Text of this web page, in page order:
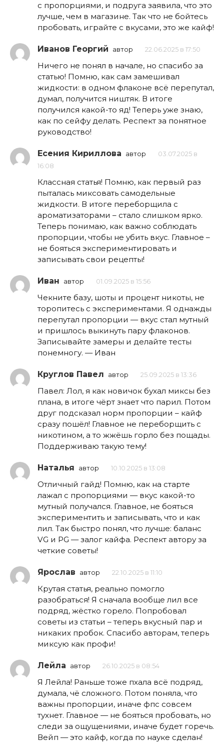
с пропорциями, и подруга заявила, что это
лучше, чем в магазине. Так что не бойтесь
пробовать, играйте с вкусами, это же кайф!
Иванов Георгий автор 22.06.2025 в 17:50
Ничего не понял в начале, но спасибо за
статью! Помню, как сам замешивал
жидкости: в одном флаконе всё перепутал,
думал, получится ништяк. В итоге
получился какой-то яд! Теперь уже знаю,
как по сейфу делать. Респект за понятное
руководство!
Есения Кириллова автор
03.07.2025 в
16:08
Классная статья! Помню, как первый раз
пыталась миксовать самодельные
жидкости. В итоге переборщила с
ароматизаторами – стало слишком ярко.
Теперь понимаю, как важно соблюдать
пропорции, чтобы не убить вкус. Главное –
не бояться экспериментировать и
записывать свои рецепты!
Иван автор 01.09.2025 в 15:56
Чекните базу, шоты и процент никоты, не
торопитесь с экспериментами. Я однажды
перепутал пропорции — вкус стал мутный
и пришлось выкинуть пару флаконов.
Записывайте замеры и делайте тесты
понемногу. — Иван
Круглов Павел автор 25.09.2025 в 13:36
Павел: Лол, я как новичок бухал миксы без
плана, в итоге чёрт знает что парил. Потом
друг подсказал норм пропорции – кайф
сразу пошёл! Главное не переборщить с
никотином, а то жжёшь горло без пощады.
Поддерживаю такую тему!
Наталья автор 10.10.2025 в 13:08
Отличный гайд! Помню, как на старте
лажал с пропорциями — вкус какой-то
мутный получался. Главное, не бояться
экспериментить и записывать, что и как
лил. Так быстро понял, что лучше: баланс
VG и PG — залог кайфа. Респект автору за
четкие советы!
Ярослав автор 22.10.2025 в 11:10
Крутая статья, реально помогло
разобраться! Я сначала вообще лил все
подряд, жёстко горело. Попробовал
советы из статьи – теперь вкусный пар и
никаких пробок. Спасибо авторам, теперь
миксую как профи!
Лейла автор 26.10.2025 в 08:54
Я Лейла! Раньше тоже пхала всё подряд,
думала, чё сложного. Потом понялa, что
важны пропорции, иначе фпс совсем
тухнет. Главное — не бояться пробовать, но
следи за ощущениями, иначе будет горечь.
Вейп — это кайф, когда по науке сделан!